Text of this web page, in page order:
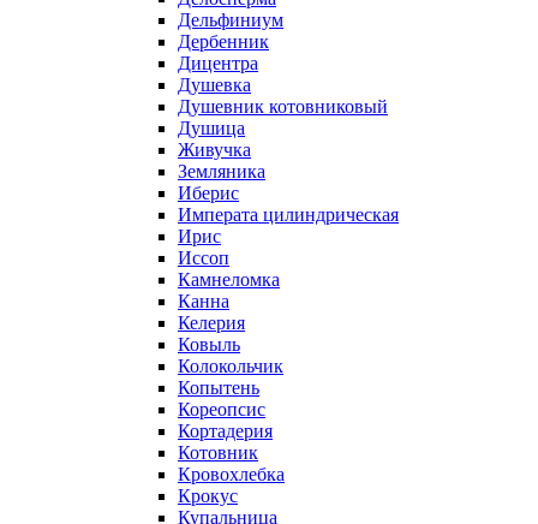
Дельфиниум
Дербенник
Дицентра
Душевка
Душевник котовниковый
Душица
Живучка
Земляника
Иберис
Императа цилиндрическая
Ирис
Иссоп
Камнеломка
Канна
Келерия
Ковыль
Колокольчик
Копытень
Кореопсис
Кортадерия
Котовник
Кровохлебка
Крокус
Купальница